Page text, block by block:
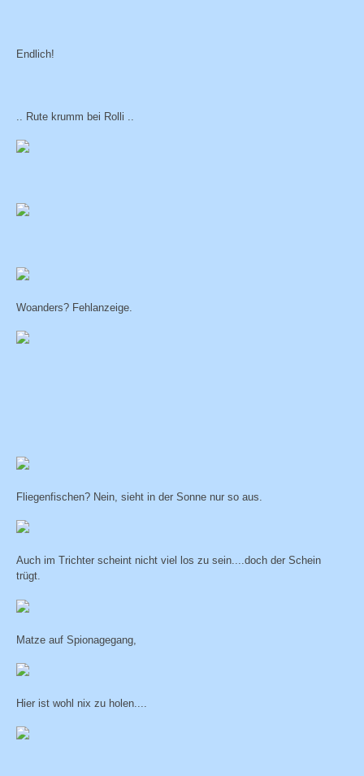
Endlich!
.. Rute krumm bei Rolli ..
Woanders? Fehlanzeige.
Fliegenfischen? Nein, sieht in der Sonne nur so aus.
Auch im Trichter scheint nicht viel los zu sein....doch der Schein
trügt.
Matze auf Spionagegang,
Hier ist wohl nix zu holen....